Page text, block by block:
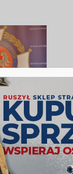
Aktualności Tagi:
w świecie
lokalnych,
odpowiedzi na